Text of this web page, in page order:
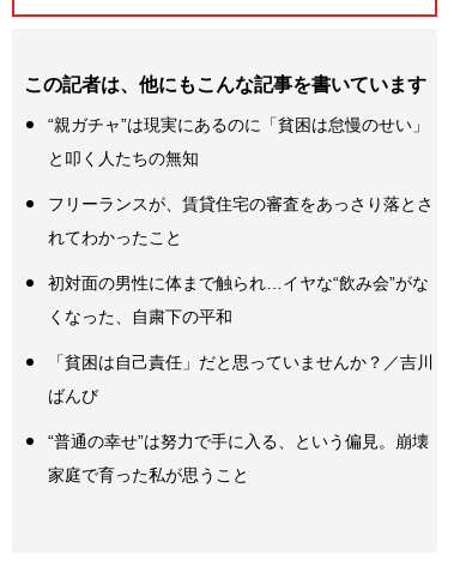
この記者は、他にもこんな記事を書いています
“親ガチャ”は現実にあるのに「貧困は怠慢のせい」
と叩く人たちの無知
フリーランスが、賃貸住宅の審査をあっさり落とさ
れてわかったこと
初対面の男性に体まで触られ…イヤな“飲み会”がな
くなった、自粛下の平和
「貧困は自己責任」だと思っていませんか？／吉川
ばんび
“普通の幸せ”は努力で手に入る、という偏見。崩壊
家庭で育った私が思うこと